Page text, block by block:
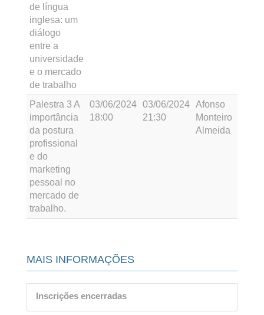
de língua
inglesa: um
diálogo
entre a
universidade
e o mercado
de trabalho
Palestra 3 A
importância
da postura
profissional
e do
marketing
pessoal no
mercado de
trabalho.
03/06/2024
18:00
03/06/2024
21:30
Afonso
Monteiro
Almeida
MAIS INFORMAÇÕES
Inscrições encerradas